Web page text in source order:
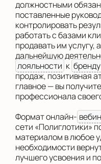
должностными
поставленные
контролировать
работать с базами
продавать им услугу,
дальнейшую
лояльности к бренду
продаж, позитивная
главное — вы
профессионала
Формат онлайн-
сети «Полиглотики»
материалом в любое
необходимости
лучшего усвоения и